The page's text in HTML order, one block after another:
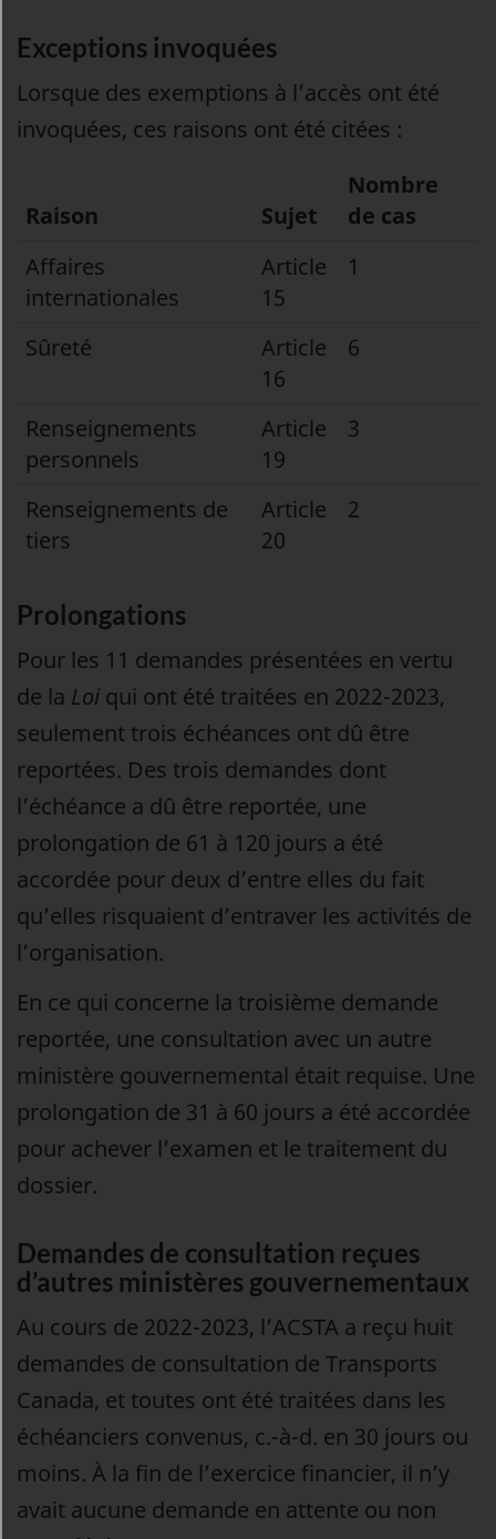
Exceptions invoquées
Lorsque des exemptions à l’accès ont été
invoquées, ces raisons ont été citées :
Raison Sujet
Nombre
de cas
Affaires
internationales
Article
15
1
Sûreté
Article
16
6
Renseignements
personnels
Article
19
3
Renseignements de
tiers
Article
20
2
Prolongations
Pour les 11 demandes présentées en vertu
de la Loi qui ont été traitées en 2022-2023,
seulement trois échéances ont dû être
reportées. Des trois demandes dont
l’échéance a dû être reportée, une
prolongation de 61 à 120 jours a été
accordée pour deux d’entre elles du fait
qu’elles risquaient d’entraver les activités de
l’organisation.
En ce qui concerne la troisième demande
reportée, une consultation avec un autre
ministère gouvernemental était requise. Une
prolongation de 31 à 60 jours a été accordée
pour achever l’examen et le traitement du
dossier.
Demandes de consultation reçues
d’autres ministères gouvernementaux
Au cours de 2022-2023, l’ACSTA a reçu huit
demandes de consultation de Transports
Canada, et toutes ont été traitées dans les
échéanciers convenus, c.-à-d. en 30 jours ou
moins. À la fin de l’exercice financier, il n’y
avait aucune demande en attente ou non